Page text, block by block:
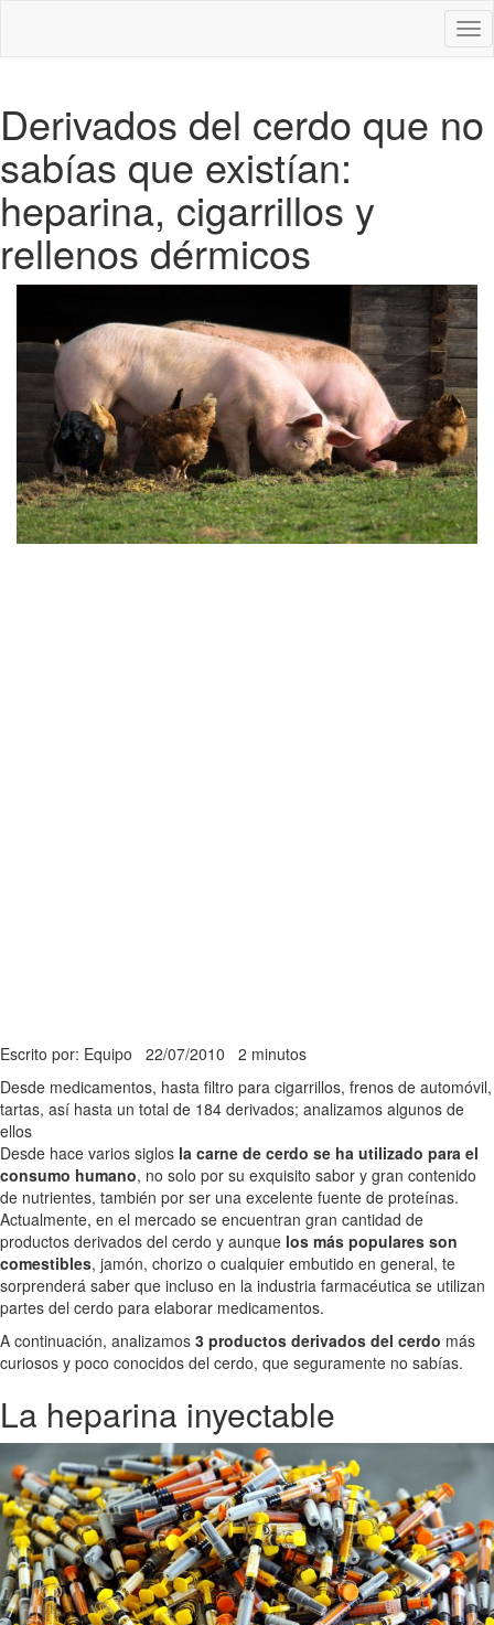
Derivados del cerdo que no
sabías que existían:
heparina, cigarrillos y
rellenos dérmicos
Escrito por: Equipo 22/07/2010 2 minutos
Desde medicamentos, hasta filtro para cigarrillos, frenos de automóvil,
tartas, así hasta un total de 184 derivados; analizamos algunos de
ellos
Desde hace varios siglos la carne de cerdo se ha utilizado para el
consumo humano, no solo por su exquisito sabor y gran contenido
de nutrientes, también por ser una excelente fuente de proteínas.
Actualmente, en el mercado se encuentran gran cantidad de
productos derivados del cerdo y aunque los más populares son
comestibles, jamón, chorizo o cualquier embutido en general, te
sorprenderá saber que incluso en la industria farmacéutica se utilizan
partes del cerdo para elaborar medicamentos.
A continuación, analizamos 3 productos derivados del cerdo más
curiosos y poco conocidos del cerdo, que seguramente no sabías.
La heparina inyectable